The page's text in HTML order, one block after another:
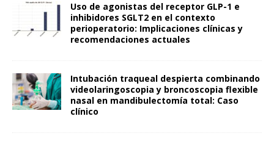
Uso de agonistas del receptor GLP-1 e
inhibidores SGLT2 en el contexto
perioperatorio: Implicaciones clínicas y
recomendaciones actuales
Intubación traqueal despierta combinando
videolaringoscopia y broncoscopia flexible
nasal en mandibulectomía total: Caso
clínico